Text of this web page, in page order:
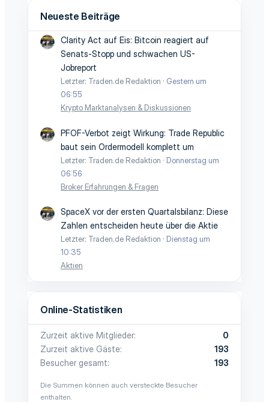
Neueste Beiträge
Clarity Act auf Eis: Bitcoin reagiert auf
Senats-Stopp und schwachen US-
Jobreport
Letzter: Traden.de Redaktion
Gestern um
06:55
Krypto Marktanalysen & Diskussionen
PFOF-Verbot zeigt Wirkung: Trade Republic
baut sein Ordermodell komplett um
Letzter: Traden.de Redaktion
Donnerstag um
06:56
Broker Erfahrungen & Fragen
SpaceX vor der ersten Quartalsbilanz: Diese
Zahlen entscheiden heute über die Aktie
Letzter: Traden.de Redaktion
Dienstag um
10:35
Aktien
Online-Statistiken
Zurzeit aktive Mitglieder
0
Zurzeit aktive Gäste
193
Besucher gesamt
193
Die Summen können auch versteckte Besucher
enthalten.